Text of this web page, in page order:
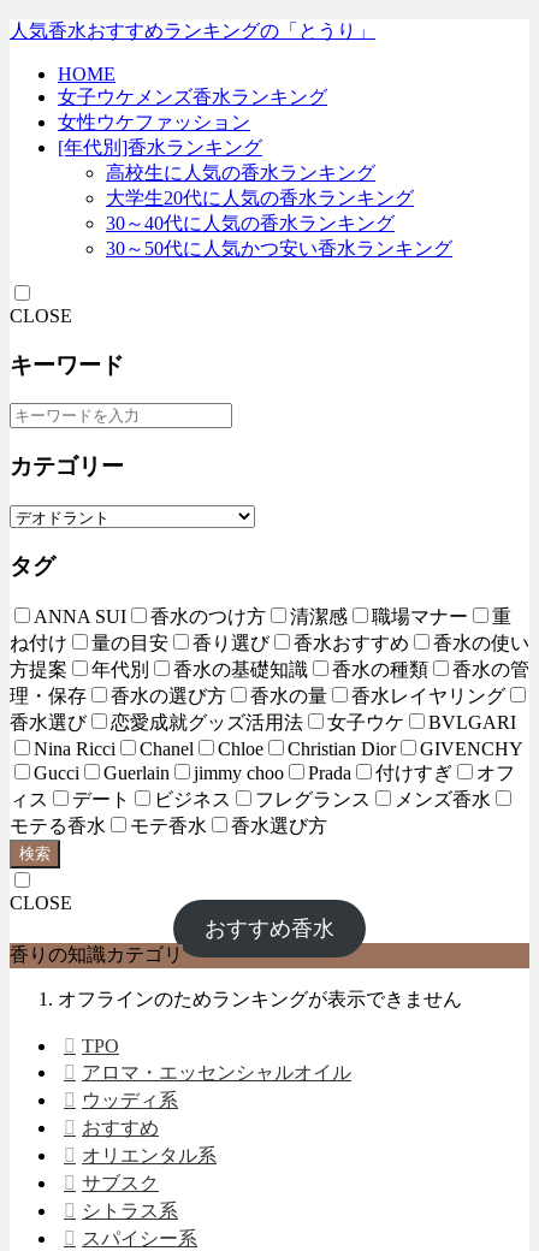
人気香水おすすめランキングの「とうり」
HOME
女子ウケメンズ香水ランキング
女性ウケファッション
[年代別]香水ランキング
高校生に人気の香水ランキング
大学生20代に人気の香水ランキング
30～40代に人気の香水ランキング
30～50代に人気かつ安い香水ランキング
CLOSE
キーワード
カテゴリー
タグ
ANNA SUI 香水のつけ方 清潔感 職場マナー
重
ね付け
量の目安 香り選び 香水おすすめ
香水の使い
方提案
年代別 香水の基礎知識 香水の種類
香水の管
理・保存
香水の選び方 香水の量
香水レイヤリング
香水選び
恋愛成就グッズ活用法 女子ウケ
BVLGARI
Nina Ricci
Chanel Chloe Christian Dior
GIVENCHY
Gucci
Guerlain jimmy choo Prada 付けすぎ
オフ
ィス
デート ビジネス フレグランス
メンズ香水
モテる香水
モテ香水 香水選び方
検索
CLOSE
おすすめ香水
香りの知識カテゴリ
オフラインのためランキングが表示できません
TPO
アロマ・エッセンシャルオイル
ウッディ系
おすすめ
オリエンタル系
サブスク
シトラス系
スパイシー系